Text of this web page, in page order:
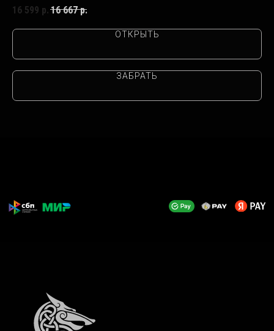
16 599 р. 16 667 р.
ОТКРЫТЬ
ЗАБРАТЬ